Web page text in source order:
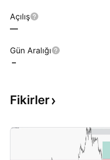
Açılış
—
Gün Aralığı
–
Fikirler